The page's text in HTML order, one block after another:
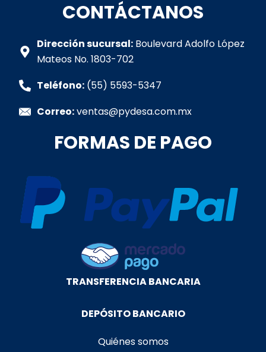
p
p
e
b
o
k
-
t
a
r
k
e
i
e
CONTÁCTANOS
Dirección sucursal: Boulevard Adolfo López
Mateos No. 1803-702
Teléfono: (55) 5593-5347
Correo:ventas@pydesa.com.mx
FORMAS DE PAGO
TRANSFERENCIA BANCARIA
DEPÓSITO BANCARIO
Quiénes somos